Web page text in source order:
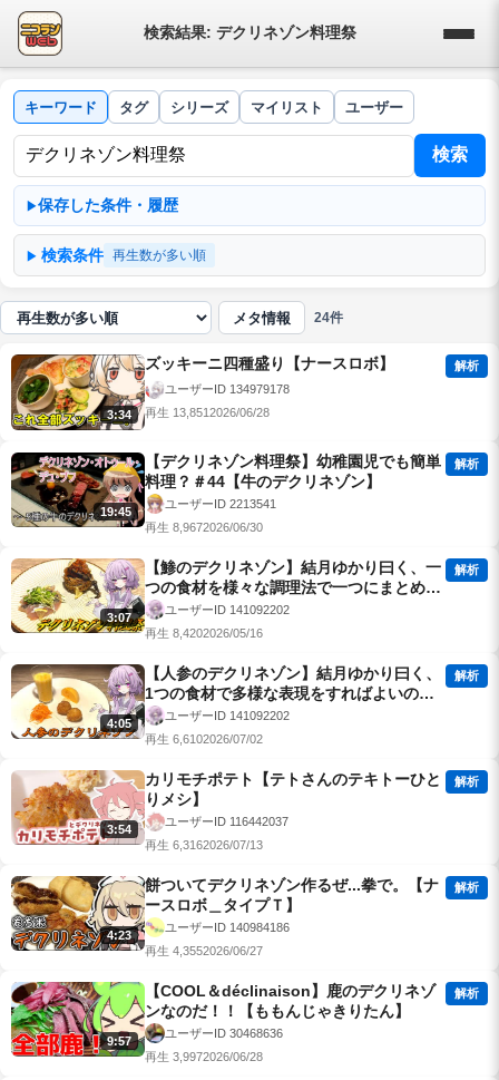
検索結果: デクリネゾン料理祭
キーワード タグ シリーズ マイリスト ユーザー
検索
保存した条件・履歴
検索条件 再生数が多い順
並び順
メタ情報 24件
3:34
ズッキーニ四種盛り【ナースロボ】
解析
ユーザーID 134979178
再生 13,8512026/06/28
19:45
【デクリネゾン料理祭】幼稚園児でも簡単
料理？＃44【牛のデクリネゾン】
解析
ユーザーID 2213541
再生 8,9672026/06/30
3:07
【鯵のデクリネゾン】結月ゆかり曰く、一
つの食材を様々な調理法で一つにまとめれ
ばよいのでしょう？【VOICEROIDキッチ
ン】
解析
ユーザーID 141092202
再生 8,4202026/05/16
4:05
【人参のデクリネゾン】結月ゆかり曰く、
1つの食材で多様な表現をすればよいので
しょう？【VOICEROIDキッチン】
解析
ユーザーID 141092202
再生 6,6102026/07/02
3:54
カリモチポテト【テトさんのテキトーひと
りメシ】
解析
ユーザーID 116442037
再生 6,3162026/07/13
4:23
餅ついてデクリネゾン作るぜ...拳で。【ナ
ースロボ＿タイプＴ】
解析
ユーザーID 140984186
再生 4,3552026/06/27
9:57
【COOL＆déclinaison】鹿のデクリネゾ
ンなのだ！！【ももんじゃきりたん】
解析
ユーザーID 30468636
再生 3,9972026/06/28